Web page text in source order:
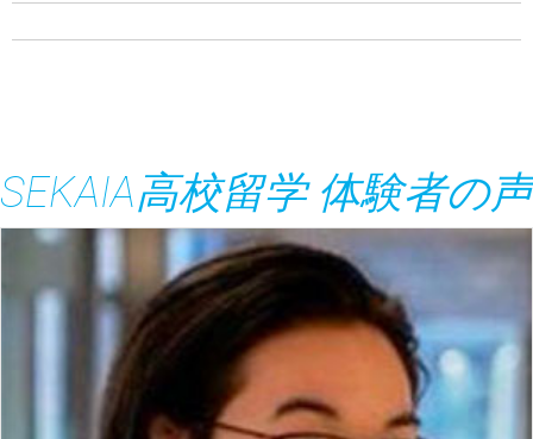
SEKAIA高校留学 体験者の声